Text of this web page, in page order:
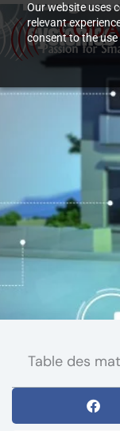
Our website uses
relevant
consent to the
Skip
to
content
Table des